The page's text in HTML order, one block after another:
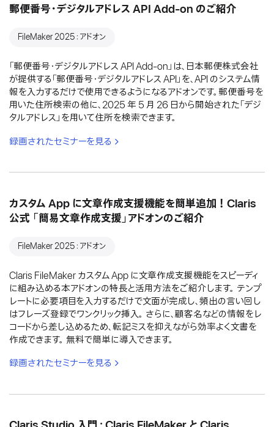
郵便番号・デジタルアドレス API Add-on のご紹介
FileMaker 2025：アドオン
「郵便番号・デジタルアドレス API Add-on」は、日本郵便株式会社
が提供する「郵便番号・デジタルアドレス API」を、API のシステム情
報を入力するだけで使用できるようになるアドオンです。郵便番号を
用いた住所検索の他に、2025 年 5 月 26 日から開始された「デジ
タルアドレス」を用いて住所を検索できます。
録画されたセミナーを見る
カスタム App に文章作成支援機能を簡単追加！Claris
公式 「簡易文章作成支援」アドオンのご紹介
FileMaker 2025：アドオン
Claris FileMaker カスタム App に文章作成支援機能をスピーディ
に組み込める本アドオンの特長と活用方法をご紹介します。 テンプ
レートに必要項目を入力するだけで文面が完成し、頻出の言い回し
はフレーズ登録でワンクリック挿入。 さらに、顧客名などの情報をレ
コードから差し込めるため、転記ミスを抑えながら効率よく文書を
作成できます。 無料で簡単に導入できます。
録画されたセミナーを見る